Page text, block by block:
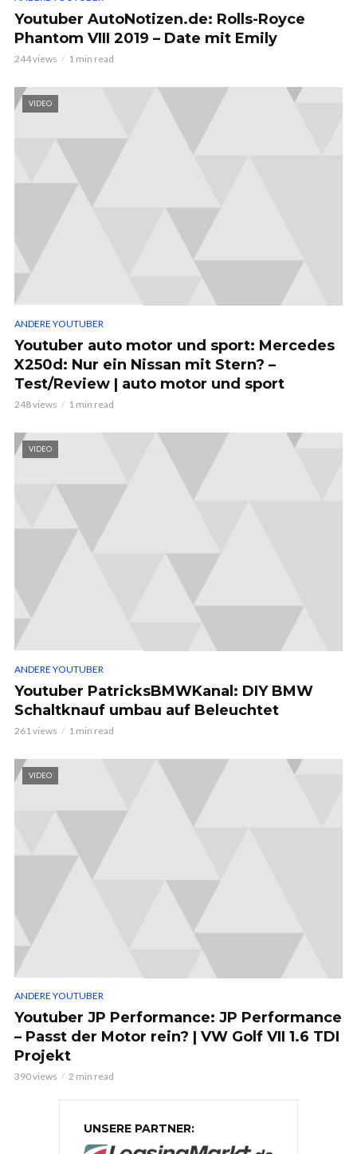
Youtuber AutoNotizen.de: Rolls-Royce
Phantom VIII 2019 – Date mit Emily
244 views 1 min read
VIDEO
ANDERE YOUTUBER
Youtuber auto motor und sport: Mercedes
X250d: Nur ein Nissan mit Stern? –
Test/Review | auto motor und sport
248 views 1 min read
VIDEO
ANDERE YOUTUBER
Youtuber PatricksBMWKanal: DIY BMW
Schaltknauf umbau auf Beleuchtet
261 views 1 min read
VIDEO
ANDERE YOUTUBER
Youtuber JP Performance: JP Performance
– Passt der Motor rein? | VW Golf VII 1.6 TDI
Projekt
390 views 2 min read
UNSERE PARTNER: